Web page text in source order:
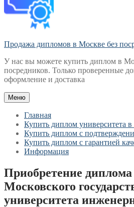
Продажа дипломов в Москве без
У нас вы можете купить диплом в
посредников. Только проверенные
оформление и доставка
Меню
Главная
Купить диплом университета
Купить диплом с
Купить диплом с гарантией
Информация
Приобретение диплома
Московского
университета